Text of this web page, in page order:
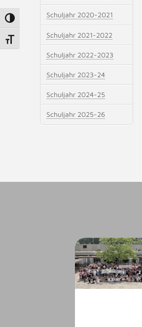
Umschalten auf hohe Kontraste
Schrift vergrößern
Schuljahr 2020-2021
Schuljahr 2021-2022
Schuljahr 2022-2023
Schuljahr 2023-24
Schuljahr 2024-25
Schuljahr 2025-26